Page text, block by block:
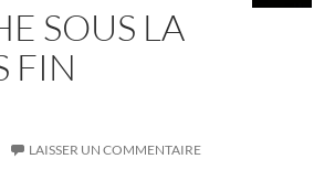
SOUS LA
FIN
LAISSER UN COMMENTAIRE